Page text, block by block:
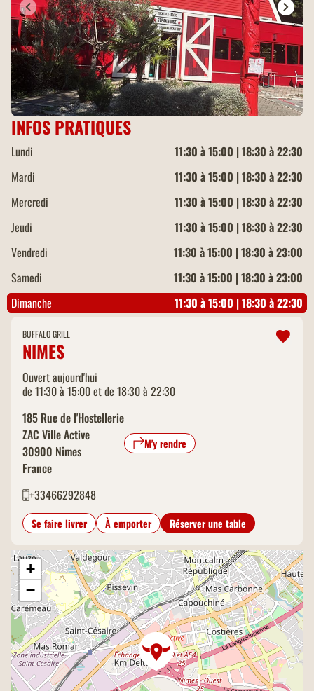
INFOS PRATIQUES
Lundi
11:30 à 15:00 | 18:30 à 22:30
Mardi
11:30 à 15:00 | 18:30 à 22:30
Mercredi
11:30 à 15:00 | 18:30 à 22:30
Jeudi
11:30 à 15:00 | 18:30 à 22:30
Vendredi
11:30 à 15:00 | 18:30 à 23:00
Samedi
11:30 à 15:00 | 18:30 à 23:00
Dimanche
11:30 à 15:00 | 18:30 à 22:30
BUFFALO GRILL
NIMES
Ouvert aujourd'hui
de 11:30 à 15:00 et de 18:30 à 22:30
185 Rue de l'Hostellerie
ZAC Ville Active
30900 Nîmes
France
M'y rendre
+33466292848
Se faire livrer À emporter Réserver une table
+
−